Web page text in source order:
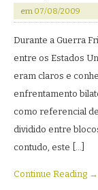
em 07/08/2009
Durante a Guerra
entre os Estados
eram claros e
enfrentamento
como referencial
dividido entre
contudo, este […]
Continue Reading →